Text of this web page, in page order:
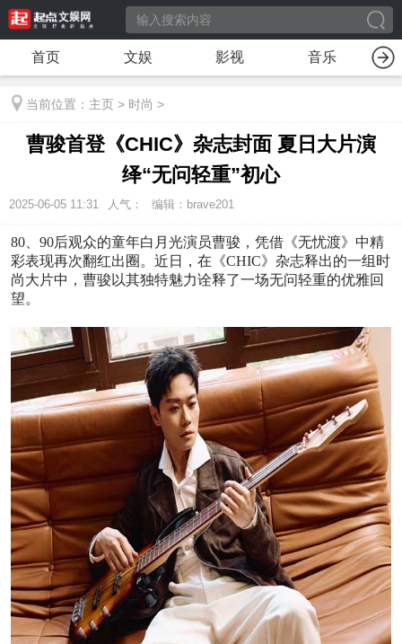
首页 文娱 影视 音乐
当前位置： 主页 > 时尚 >
曹骏首登《CHIC》杂志封面 夏日大片演
绎“无问轻重”初心
2025-06-05 11:31 人气： 编辑：brave201
80、90后观众的童年白月光演员曹骏，凭借《无忧渡》中精
彩表现再次翻红出圈。近日，在《CHIC》杂志释出的一组时
尚大片中，曹骏以其独特魅力诠释了一场无问轻重的优雅回
望。